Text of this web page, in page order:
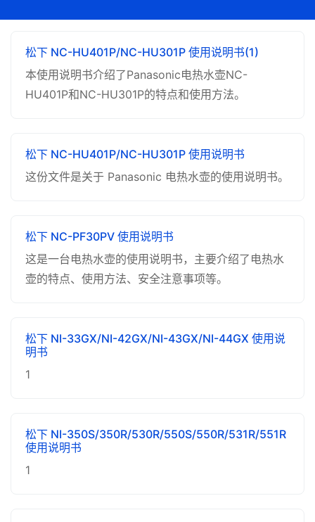
松下 NC-HU401P/NC-HU301P 使用说明书(1)
本使用说明书介绍了Panasonic电热水壶NC-
HU401P和NC-HU301P的特点和使用方法。
松下 NC-HU401P/NC-HU301P 使用说明书
这份文件是关于 Panasonic 电热水壶的使用说明书。
松下 NC-PF30PV 使用说明书
这是一台电热水壶的使用说明书，主要介绍了电热水
壶的特点、使用方法、安全注意事项等。
松下 NI-33GX/NI-42GX/NI-43GX/NI-44GX 使用说
明书
1
松下 NI-350S/350R/530R/550S/550R/531R/551R
使用说明书
1